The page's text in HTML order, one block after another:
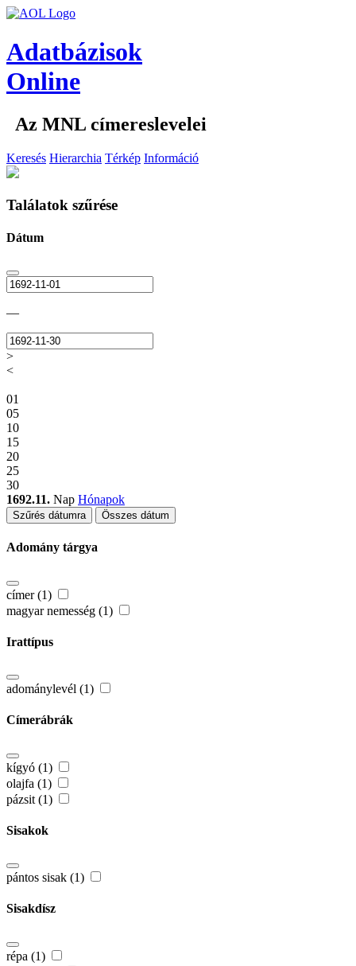
Adatbázisok
Online
Az MNL címereslevelei
Keresés Hierarchia Térkép Információ
Találatok szűrése
Dátum
—
>
<
01
05
10
15
20
25
30
1692.11. Nap Hónapok
Szűrés dátumra Összes dátum
Adomány tárgya
címer (1)
magyar nemesség (1)
Irattípus
adománylevél (1)
Címerábrák
kígyó (1)
olajfa (1)
pázsit (1)
Sisakok
pántos sisak (1)
Sisakdísz
répa (1)